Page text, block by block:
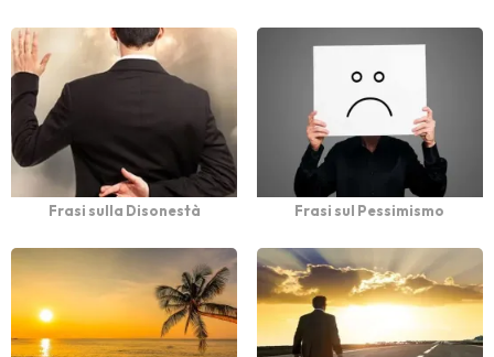
Frasi sulla Disonestà Frasi sul Pessimismo